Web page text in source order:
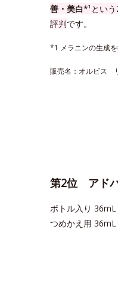
善・美白*¹とい
評判です。
*1 メラニンの生成
販売名：オルビス
第2位 アドバ
ボトル入り
つめかえ用